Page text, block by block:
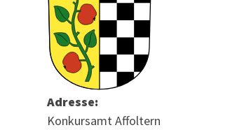
Adresse:
Konkursamt Affoltern